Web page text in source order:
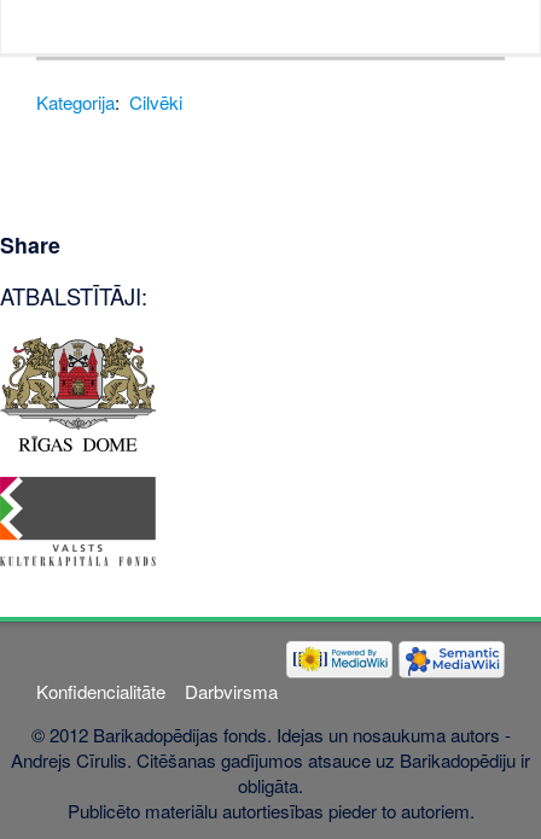
Kategorija: Cilvēki
Share
ATBALSTĪTĀJI:
Konfidencialitāte
Darbvirsma
© 2012 Barikadopēdijas fonds. Idejas un nosaukuma autors -
Andrejs Cīrulis. Citēšanas gadījumos atsauce uz Barikadopēdiju ir
obligāta.
Publicēto materiālu autortiesības pieder to autoriem.